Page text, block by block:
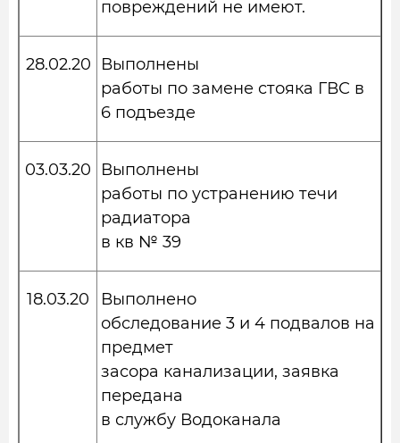
повреждений не имеют.
28.02.20
Выполнены
работы по замене стояка ГВС в
6 подъезде
03.03.20
Выполнены
работы по устранению течи
радиатора
в кв № 39
18.03.20
Выполнено
обследование 3 и 4 подвалов на
предмет
засора канализации, заявка
передана
в службу Водоканала